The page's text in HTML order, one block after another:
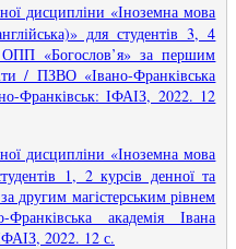
дисципліни «Іноземна мова
для студентів 3, 4
«Богослов’я» за першим
/ ПЗВО «Івано-Франківська
Франківськ: ІФАІЗ, 2022. 12
дисципліни «Іноземна мова
1, 2 курсів денної та
другим магістерським рівнем
академія Івана
2022. 12 с.